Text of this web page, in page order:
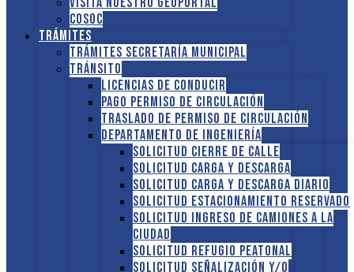
COSOC
Trámites
Trámites Secretaría Municipal
Tránsito
Licencias de conducir
Pago Permiso de Circulación
Traslado de Permiso de circulación
Departamento de Ingeniería
Solicitud Cierre de calle
Solicitud Carga y descarga
Solicitud Carga y descarga diario
Solicitud Estacionamiento reservado
Solicitud Ingreso de camiones a la
ciudad
Solicitud Refugio peatonal
Solicitud Señalización y/o